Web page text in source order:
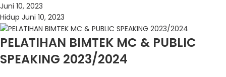
Juni 10, 2023
Hidup Juni 10, 2023
PELATIHAN BIMTEK MC & PUBLIC
SPEAKING 2023/2024